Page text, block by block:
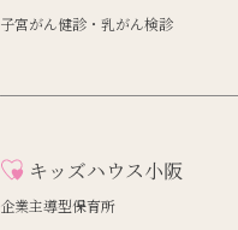
子宮がん健診・乳がん検診
キッズハウス小阪
企業主導型保育所